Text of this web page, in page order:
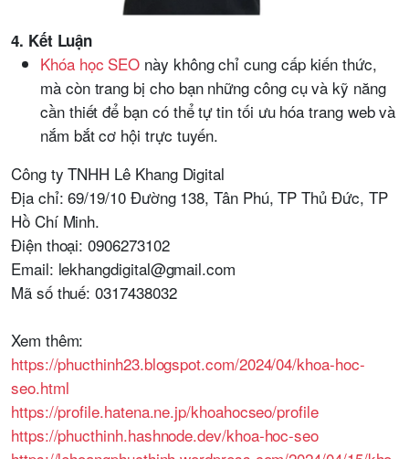
4. Kết Luận
Khóa học SEO này không chỉ cung cấp kiến thức,
mà còn trang bị cho bạn những công cụ và kỹ năng
cần thiết để bạn có thể tự tin tối ưu hóa trang web và
nắm bắt cơ hội trực tuyến.
Công ty TNHH Lê Khang Digital
Địa chỉ: 69/19/10 Đường 138, Tân Phú, TP Thủ Đức, TP
Hồ Chí Minh.
Điện thoại: 0906273102
Email: lekhangdigital@gmail.com
Mã số thuế: 0317438032
Xem thêm:
https://phucthinh23.blogspot.com/2024/04/khoa-hoc-
seo.html
https://profile.hatena.ne.jp/khoahocseo/profile
https://phucthinh.hashnode.dev/khoa-hoc-seo